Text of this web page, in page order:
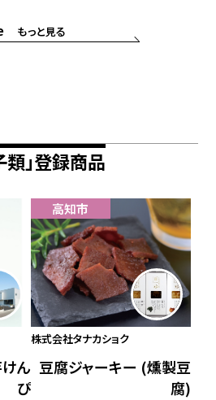
もっと見る
類」登録商品
ん
ぴ
高知市
株式会社タナカショク
豆腐ジャーキー (燻製豆
腐)